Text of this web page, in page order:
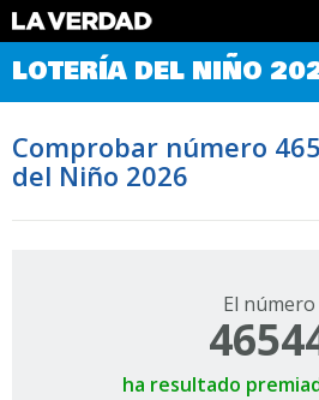
Comprobar Loteria del Niño
Premios
Noticias
Datos
Historia
LOTERÍA DEL NIÑO
Comprobar número
del Niño 2026
El número
ha resultado